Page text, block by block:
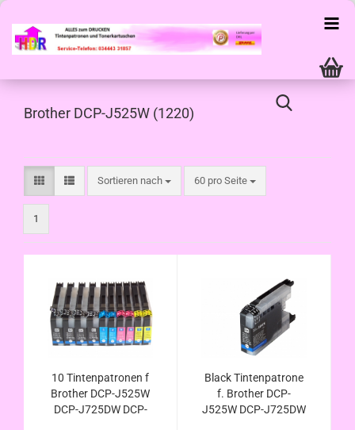
Brother DCP-J525W (1220)
Sortieren nach
Sortieren nach 60 pro Seite
pro Seite
1
10 Tintenpatronen f
Brother DCP-J525W
DCP-J725DW DCP-
Black Tintenpatrone
f. Brother DCP-
J525W DCP-J725DW